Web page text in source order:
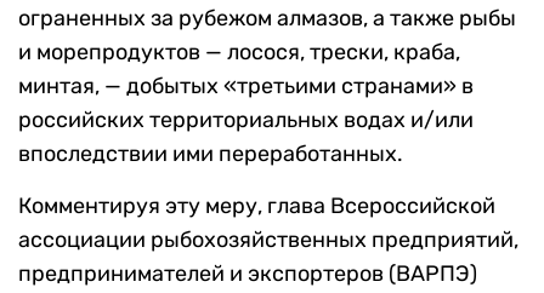
ограненных за рубежом алмазов, а также рыбы
и морепродуктов — лосося, трески, краба,
минтая, — добытых «третьими странами» в
российских территориальных водах и/или
впоследствии ими переработанных.
Комментируя эту меру, глава Всероссийской
ассоциации рыбохозяйственных предприятий,
предпринимателей и экспортеров (ВАРПЭ)